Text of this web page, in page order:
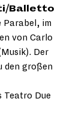
Balletto
Parabel, im
von Carlo
Der
den großen
Teatro Due